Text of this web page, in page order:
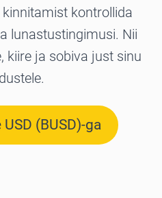
kontrollida
lunastustingimusi. Nii
kiire ja sobiva just sinu
(BUSD)-ga